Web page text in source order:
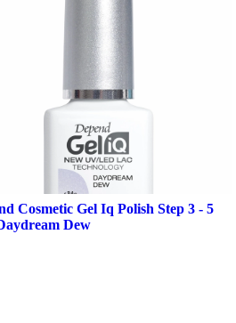
Cosmetic Gel Iq Polish Step 3 - 5
Dew